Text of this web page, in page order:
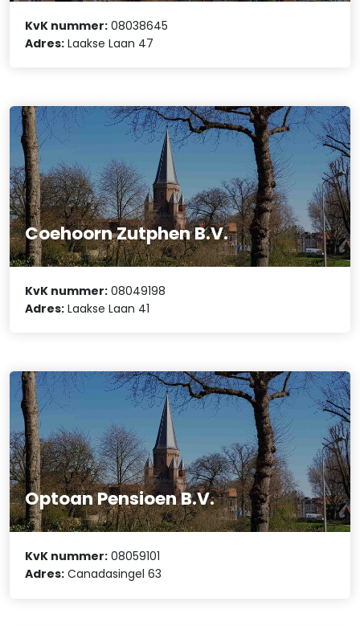
KvK nummer: 08038645
Adres: Laakse Laan 47
Coehoorn Zutphen B.V.
KvK nummer: 08049198
Adres: Laakse Laan 41
Optoan Pensioen B.V.
KvK nummer: 08059101
Adres: Canadasingel 63